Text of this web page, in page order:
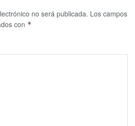
no será publicada. Los campos
con *